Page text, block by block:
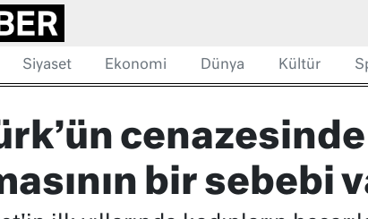
Siyaset Ekonomi Dünya Kültür
bir sebebi